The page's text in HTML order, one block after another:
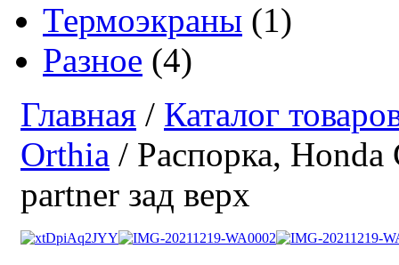
Термоэкраны (1)
Разное (4)
Главная / Каталог
Orthia / Распорка,
partner зад верх